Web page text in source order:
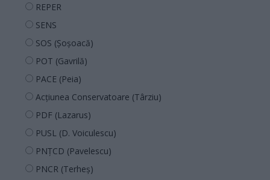
REPER
SENS
SOS (Șoșoacă)
POT (Gavrilă)
PACE (Peia)
Acțiunea Conservatoare (Târziu)
PDF (Lazarus)
PUSL (D. Voiculescu)
PNȚCD (Pavelescu)
PNCR (Terheș)